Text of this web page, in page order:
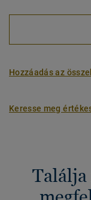
Hozzáadás az
Keresse meg
Találja